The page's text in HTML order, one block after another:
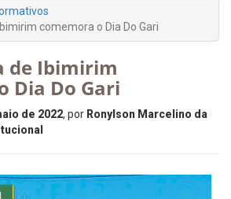
comemora o Dia Do Gari
de Ibimirim
Dia Do Gari
de 2022, por Ronylson Marcelino da